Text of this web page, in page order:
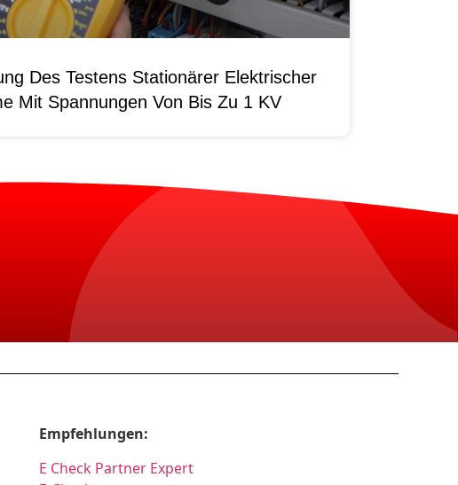
Des Testens Stationärer Elektrischer
Mit Spannungen Von Bis Zu 1 KV
Empfehlungen:
E Check Partner Expert